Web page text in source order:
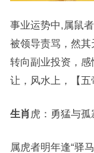
事业运势中,属鼠
被领导责骂，然
转向副业投资，感
让，风水上，【五
生肖 虎：勇猛与
属虎者明年逢“驿